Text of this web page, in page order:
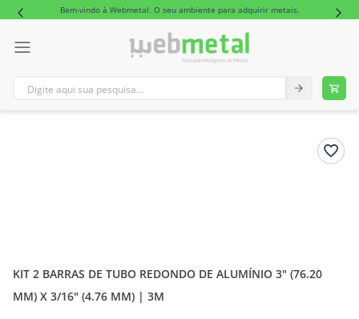
Bem-vindo à Webmetal. O seu ambiente para adquirir metais.
Digite aqui sua pesquisa...
KIT 2 BARRAS DE TUBO REDONDO DE ALUMÍNIO 3" (76.20
MM) X 3/16" (4.76 MM) | 3M